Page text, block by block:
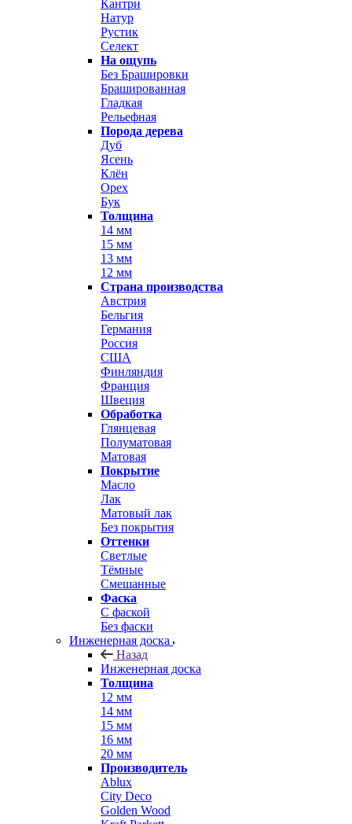
Кантри
Натур
Рустик
Селект
На ощупь
Без Брашировки
Брашированная
Гладкая
Рельефная
Порода дерева
Дуб
Ясень
Клён
Орех
Бук
Толщина
14 мм
15 мм
13 мм
12 мм
Страна производства
Австрия
Бельгия
Германия
Россия
США
Финляндия
Франция
Швеция
Обработка
Глянцевая
Полуматовая
Матовая
Покрытие
Масло
Лак
Матовый лак
Без покрытия
Оттенки
Светлые
Тёмные
Смешанные
Фаска
С фаской
Без фаски
Инженерная доска
Назад
Инженерная доска
Толщина
12 мм
14 мм
15 мм
16 мм
20 мм
Производитель
Ablux
City Deco
Golden Wood